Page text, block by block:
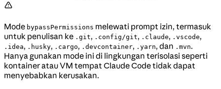
Mode bypassPermissions melewati prompt izin, termasuk
untuk penulisan ke .git, .config/git, .claude, .vscode,
.idea, .husky, .cargo, .devcontainer, .yarn, dan .mvn.
Hanya gunakan mode ini di lingkungan terisolasi seperti
kontainer atau VM tempat Claude Code tidak dapat
menyebabkan kerusakan.